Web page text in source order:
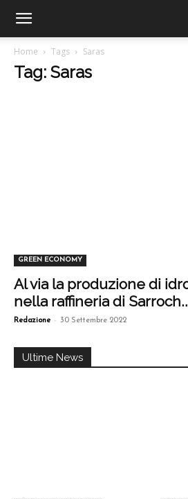
Home Tags Saras
Tag: Saras
GREEN ECONOMY
Al via la produzione di
nella raffineria di
Redazione - 30 Settembre 2022
Ultime News